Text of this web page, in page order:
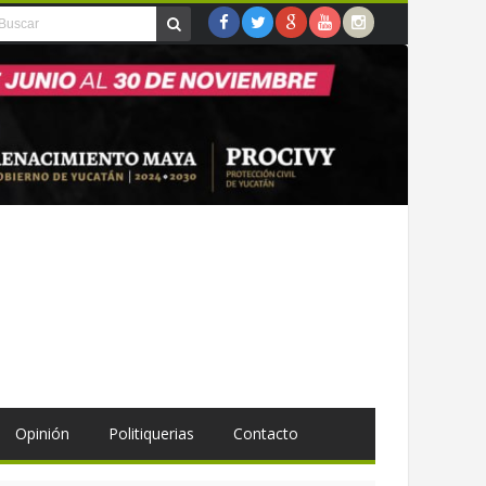
Opinión Politiquerias Contacto